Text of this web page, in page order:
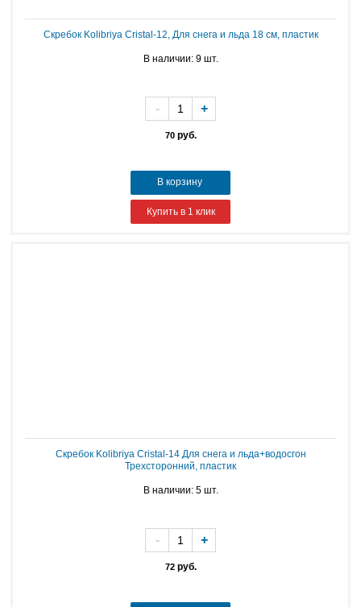
Скребок Kolibriya Cristal-12, Для снега и льда 18 см, пластик
В наличии: 9 шт.
70руб.
- +
В корзину
Купить в 1 клик
Скребок Kolibriya Cristal-14 Для снега и льда+водосгон
Трехсторонний, пластик
В наличии: 5 шт.
72руб.
- +